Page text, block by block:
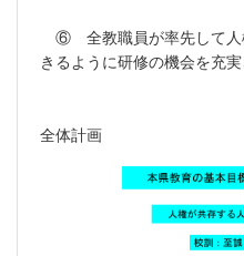
⑥ 全教職員が率先して人
きるように研修の機会を充実
全体計画